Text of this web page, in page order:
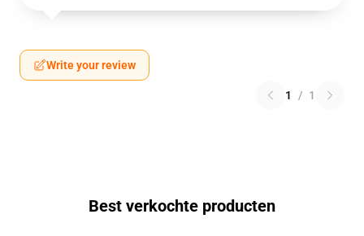
Write your review
1 / 1
Best verkochte producten